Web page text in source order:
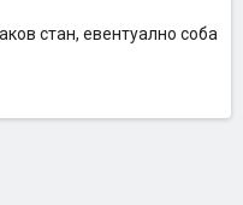
стан, евентуално соба